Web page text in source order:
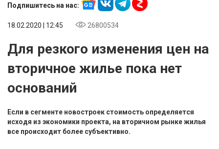
Подпишитесь на нас:
18.02.2020 | 12:45 26800534
Для резкого изменения цен на
вторичное жилье пока нет
оснований
Если в сегменте новостроек стоимость определяется
исходя из экономики проекта, на вторичном рынке жилья
все происходит более субъективно.